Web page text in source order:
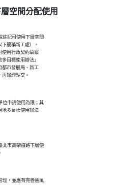
空間分配使用
註記可使用下層空間
下簡稱新工處）。
使用行政契約草案
多目標使用辦法」
都市發展局、新工
位申請使用為限；其
地多目標使用辦法
北市高架道路下層使
理，並應有完善通風